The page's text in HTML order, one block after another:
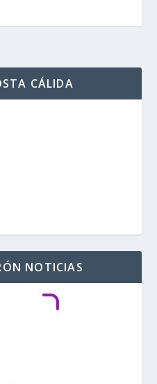
CÁLIDA
NOTICIAS